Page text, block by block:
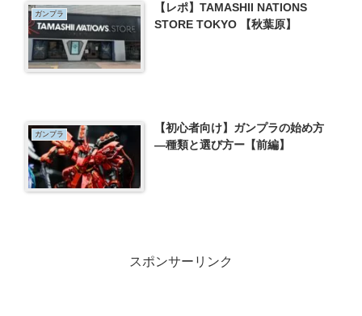
ガンプラ
【レポ】TAMASHII NATIONS
STORE TOKYO 【秋葉原】
ガンプラ
【初心者向け】ガンプラの始め方
―種類と選び方ー【前編】
スポンサーリンク